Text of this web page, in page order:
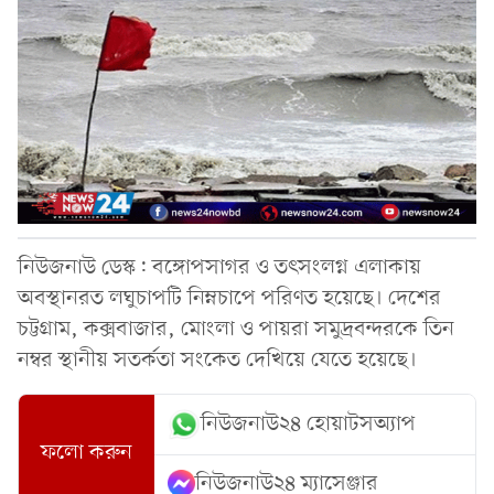
নিউজনাউ ডেস্ক: বঙ্গোপসাগর ও তৎসংলগ্ন এলাকায়
অবস্থানরত লঘুচাপটি নিম্নচাপে পরিণত হয়েছে। দেশের
চট্টগ্রাম, কক্সবাজার, মোংলা ও পায়রা সমুদ্রবন্দরকে তিন
নম্বর স্থানীয় সতর্কতা সংকেত দেখিয়ে যেতে হয়েছে।
ফলো করুন
নিউজনাউ২৪ হোয়াটসঅ্যাপ
নিউজনাউ২৪ ম্যাসেঞ্জার